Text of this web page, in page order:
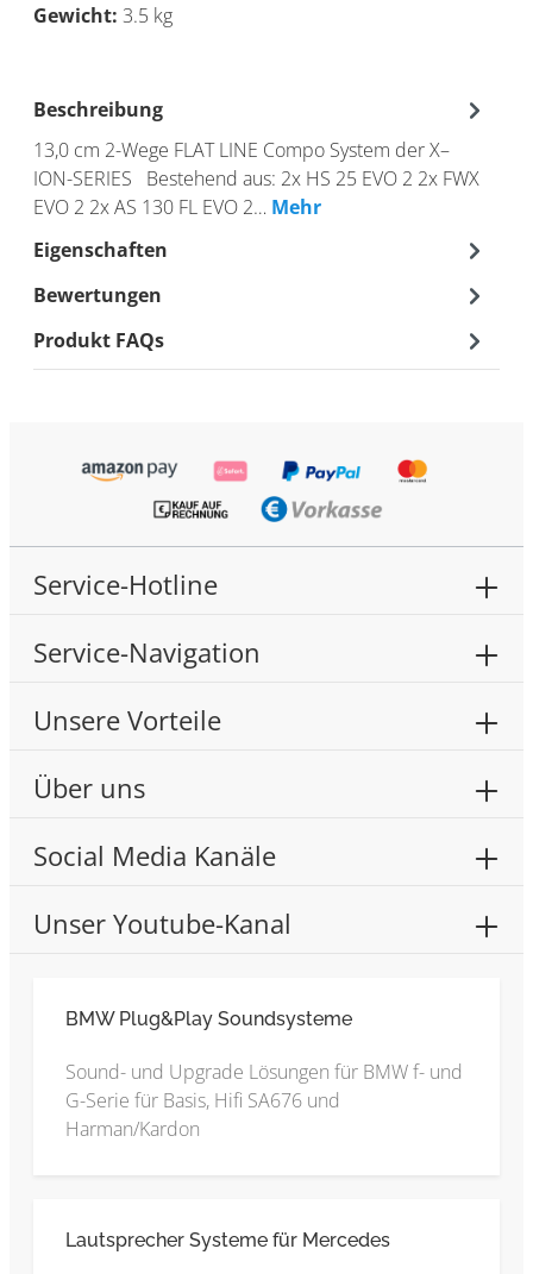
Gewicht: 3.5 kg
Beschreibung
13,0 cm 2-Wege FLAT LINE Compo System der X–
ION-SERIES Bestehend aus: 2x HS 25 EVO 2 2x FWX
EVO 2 2x AS 130 FL EVO 2… Mehr
Eigenschaften
Bewertungen
Produkt FAQs
Service-Hotline
Service-Navigation
Unsere Vorteile
Über uns
Social Media Kanäle
Unser Youtube-Kanal
BMW Plug&Play Soundsysteme
Sound- und Upgrade Lösungen für BMW f- und
G-Serie für Basis, Hifi SA676 und
Harman/Kardon
Lautsprecher Systeme für Mercedes